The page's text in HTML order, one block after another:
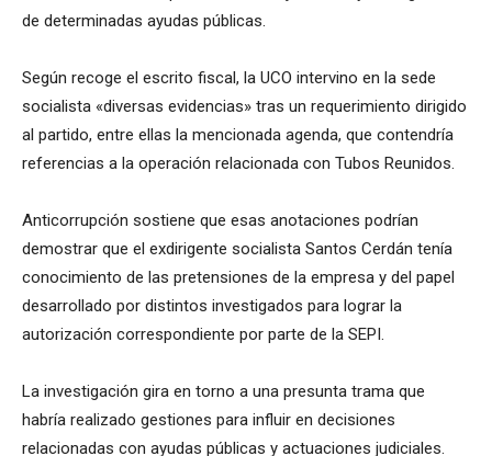
de determinadas ayudas públicas.
Según recoge el escrito fiscal, la UCO intervino en la sede
socialista «diversas evidencias» tras un requerimiento dirigido
al partido, entre ellas la mencionada agenda, que contendría
referencias a la operación relacionada con Tubos Reunidos.
Anticorrupción sostiene que esas anotaciones podrían
demostrar que el exdirigente socialista Santos Cerdán tenía
conocimiento de las pretensiones de la empresa y del papel
desarrollado por distintos investigados para lograr la
autorización correspondiente por parte de la SEPI.
La investigación gira en torno a una presunta trama que
habría realizado gestiones para influir en decisiones
relacionadas con ayudas públicas y actuaciones judiciales.